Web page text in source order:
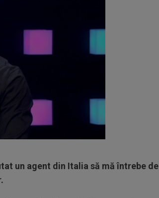
un agent din Italia să mă întrebe de